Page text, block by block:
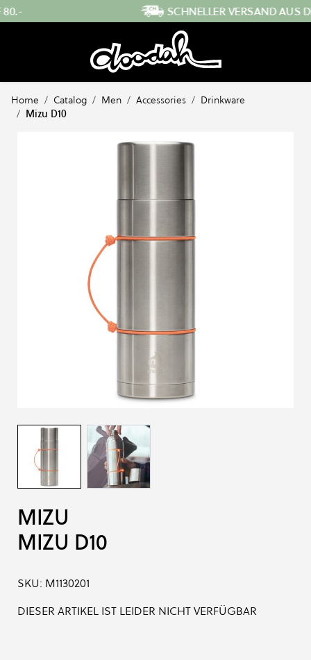
Direkt zum InhaltSCHNELLER VERSAND AUS DER SCHWEIZ
Home / Catalog / Men / Accessories / Drinkware
/ Mizu D10
MIZU
MIZU D10
SKU: M1130201
DIESER ARTIKEL IST LEIDER NICHT VERFÜGBAR